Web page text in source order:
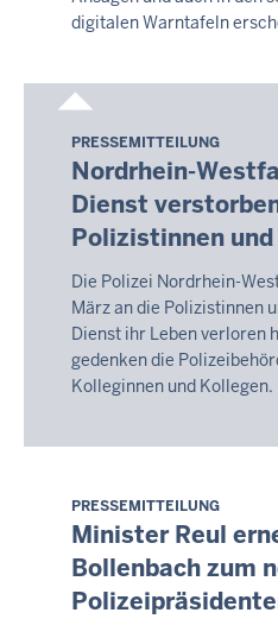
digitalen Warntafeln
Samstag,
8.
August
2026
17:16
PRESSEMITTEILUNG
Nordrhein-
Dienst
Polizistinnen
Die Polizei Nordrhein-
März an die Polizistinnen
Dienst ihr Leben verloren
gedenken die
Kolleginnen und Kollegen.
Samstag,
8.
August
2026
PRESSEMITTEILUNG
Minister Reul
Bollenbach zum